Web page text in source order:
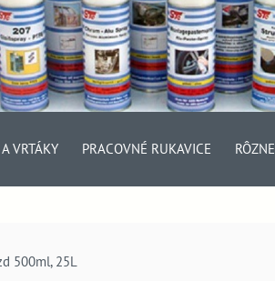
VRTÁKY PRACOVNÉ RUKAVICE RÔZNE
500ml, 25L